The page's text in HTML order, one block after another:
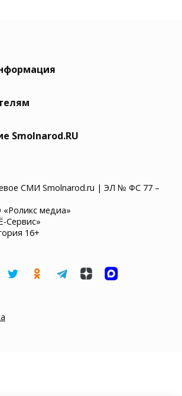
Smolnarod.RU
СМИ Smolnarod.ru | ЭЛ № ФС 77 –
медиа»
Сервис»
16+